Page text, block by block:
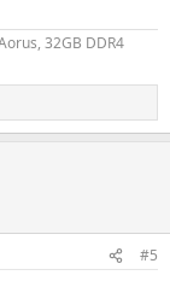
32GB DDR4
#5